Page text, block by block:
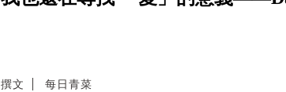
撰文 每日青菜